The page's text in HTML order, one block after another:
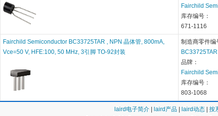
Fairchild
库存编号：
671-1116
Fairchild Semiconductor BC33725TAR , NPN 晶体管, 800mA,
Vce=50 V, HFE:100, 50 MHz, 3引脚 TO-92封装
制造商零件编
BC33725TAR
品牌：
Fairchild
库存编号：
803-1068
laird电子简介 laird产品 laird动态
按